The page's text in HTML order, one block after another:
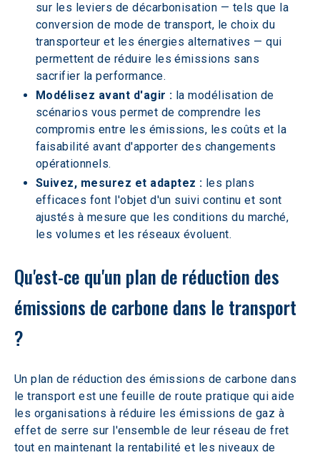
sur les leviers de décarbonisation — tels que la
conversion de mode de transport, le choix du
transporteur et les énergies alternatives — qui
permettent de réduire les émissions sans
sacrifier la performance.
Modélisez avant d'agir : la modélisation de
scénarios vous permet de comprendre les
compromis entre les émissions, les coûts et la
faisabilité avant d'apporter des changements
opérationnels.
Suivez, mesurez et adaptez : les plans
efficaces font l'objet d'un suivi continu et sont
ajustés à mesure que les conditions du marché,
les volumes et les réseaux évoluent.
Qu'est-ce qu'un plan de réduction des
émissions de carbone dans le transport
?
Un plan de réduction des émissions de carbone dans
le transport est une feuille de route pratique qui aide
les organisations à réduire les émissions de gaz à
effet de serre sur l'ensemble de leur réseau de fret
tout en maintenant la rentabilité et les niveaux de